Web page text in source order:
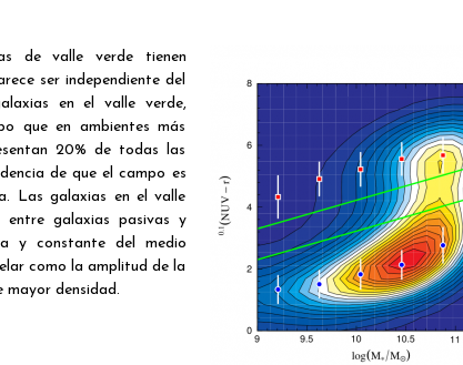
de valle verde tienen
ser independiente del
en el valle verde,
que en ambientes más
20% de todas las
de que el campo es
Las galaxias en el valle
entre galaxias pasivas y
y constante del medio
como la amplitud de la
mayor densidad.